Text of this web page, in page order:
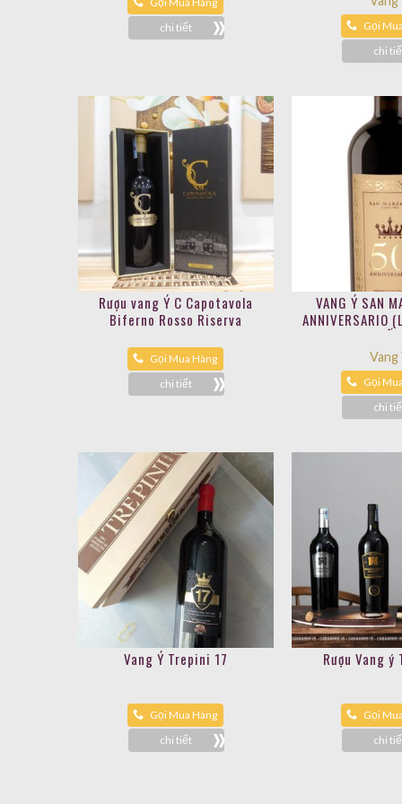
chi tiết
Gọi
chi
Rượu vang Ý C Capotavola
Biferno Rosso Riserva
Gọi Mua Hàng
chi tiết
VANG Ý SAN
ANNIVERSARIO
CẤP
Vang
Gọi
chi
Vang Ý Trepini 17
Gọi Mua Hàng
chi tiết
Rượu Vang ý
Gọi
chi